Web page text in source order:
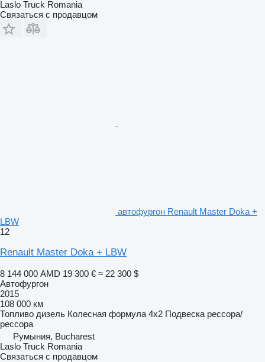
Laslo Truck Romania
Связаться с продавцом
автофургон Renault Master Doka +
LBW
12
Renault Master Doka + LBW
8 144 000 AMD 19 300 € ≈ 22 300 $
Автофургон
2015
108 000 км
Топливо дизель Колесная формула 4x2 Подвеска рессора/
рессора
Румыния, Bucharest
Laslo Truck Romania
Связаться с продавцом